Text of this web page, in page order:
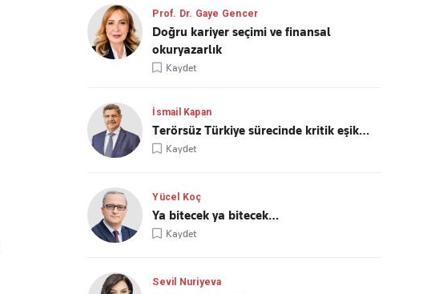
Prof. Dr. Gaye Gencer
Doğru kariyer seçimi ve finansal
okuryazarlık
Kaydet
İsmail Kapan
Terörsüz Türkiye sürecinde kritik eşik…
Kaydet
Yücel Koç
Ya bitecek ya bitecek…
Kaydet
Sevil Nuriyeva